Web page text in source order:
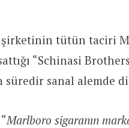
tütün taciri
“Schinasi
süredir sanal alemde
Marlboro sigaranın